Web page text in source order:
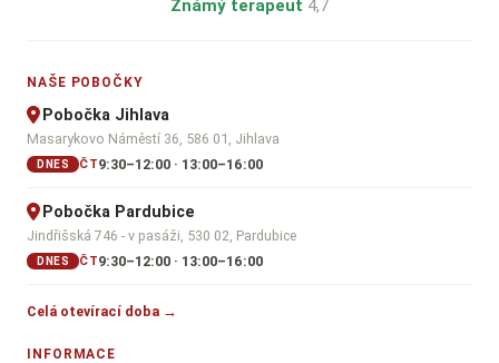
Známý terapeut 4,7
NAŠE POBOČKY
Pobočka Jihlava
Masarykovo Náměstí 36, 586 01, Jihlava
DNES ČT9:30–12:00 · 13:00–16:00
Pobočka Pardubice
Jindřišská 746 - v pasáži, 530 02, Pardubice
DNES ČT9:30–12:00 · 13:00–16:00
Celá otevírací doba →
INFORMACE